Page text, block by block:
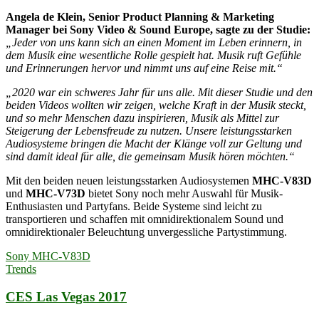
Angela de Klein, Senior Product Planning & Marketing
Manager bei Sony Video & Sound Europe, sagte zu der Studie:
„Jeder von uns kann sich an einen Moment im Leben erinnern, in
dem Musik eine wesentliche Rolle gespielt hat. Musik ruft Gefühle
und Erinnerungen hervor und nimmt uns auf eine Reise mit.“
„2020 war ein schweres Jahr für uns alle. Mit dieser Studie und den
beiden Videos wollten wir zeigen, welche Kraft in der Musik steckt,
und so mehr Menschen dazu inspirieren, Musik als Mittel zur
Steigerung der Lebensfreude zu nutzen. Unsere leistungsstarken
Audiosysteme bringen die Macht der Klänge voll zur Geltung und
sind damit ideal für alle, die gemeinsam Musik hören möchten.“
Mit den beiden neuen leistungsstarken Audiosystemen MHC-V83D
und MHC-V73D bietet Sony noch mehr Auswahl für Musik-
Enthusiasten und Partyfans. Beide Systeme sind leicht zu
transportieren und schaffen mit omnidirektionalem Sound und
omnidirektionaler Beleuchtung unvergessliche Partystimmung.
Sony MHC-V83D
Trends
CES Las Vegas 2017